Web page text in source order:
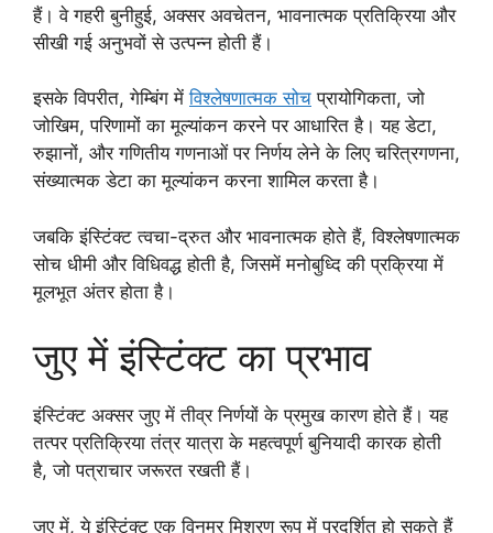
हैं। वे गहरी बुनीहुई, अक्सर अवचेतन, भावनात्मक प्रतिक्रिया और
सीखी गई अनुभवों से उत्पन्न होती हैं।
इसके विपरीत, गेम्बिंग मेंविश्लेषणात्मक सोच प्रायोगिकता, जो
जोखिम, परिणामों का मूल्यांकन करने पर आधारित है। यह डेटा,
रुझानों, और गणितीय गणनाओं पर निर्णय लेने के लिए चरित्रगणना,
संख्यात्मक डेटा का मूल्यांकन करना शामिल करता है।
जबकि इंस्टिंक्ट त्वचा-द्रुत और भावनात्मक होते हैं, विश्लेषणात्मक
सोच धीमी और विधिवद्ध होती है, जिसमें मनोबुध्दि की प्रक्रिया में
मूलभूत अंतर होता है।
जुए में इंस्टिंक्ट का प्रभाव
इंस्टिंक्ट अक्सर जुए में तीव्र निर्णयों के प्रमुख कारण होते हैं। यह
तत्पर प्रतिक्रिया तंत्र यात्रा के महत्वपूर्ण बुनियादी कारक होती
है, जो पत्राचार जरूरत रखती हैं।
जुए में, ये इंस्टिंक्ट एक विनम्र मिश्रण रूप में प्रदर्शित हो सकते हैं